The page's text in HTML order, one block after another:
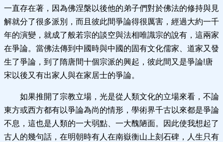
一直存在著，因為佛涅槃以後他的弟子們對於佛法的修持與見
解就分了很多派別，而且彼此間爭論得很厲害，經過大約一千
年的演變，就成了般若宗的談空與法相唯識宗的說有，這兩家
在爭論。當佛法傳到中國時與中國的固有文化儒家、道家又發
生了爭論，到了隋唐間十個宗派的興起，彼此間又是爭論!唐
宋以後又有出家人與在家居士的爭論。
如果推開了宗教立場，光是從人類文化的立場來看，不論
東方或西方都有以爭論為尚的情形，學術界千古以來都是爭論
不息，這也是人類的一大弱點、一大醜陋面。因此使我想起了
古人的幾句話，在明朝時有人在南嶽衡山上刻石碑，人生只有